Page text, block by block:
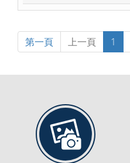
第一頁 上一頁 1